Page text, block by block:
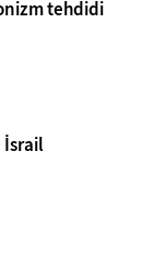
tehdidi
İsrail